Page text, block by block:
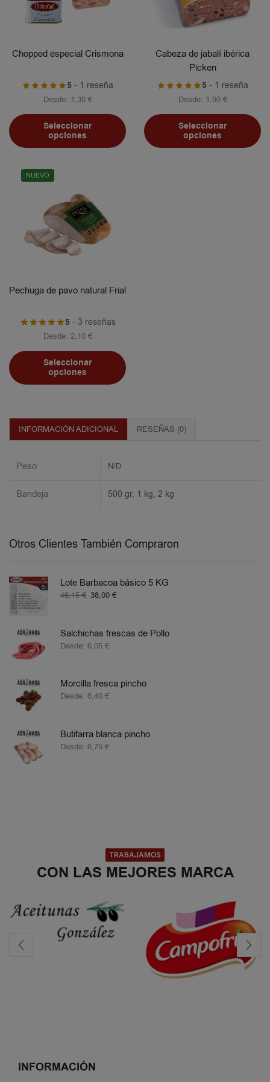
Chopped especial Crismona
5 - 1 reseña
Desde: 1,30 €
Seleccionar
opciones
Cabeza de jabalí ibérica
Picken
5 - 1 reseña
Desde: 1,90 €
Seleccionar
opciones
NUEVO
Pechuga de pavo natural Frial
5- 3 reseñas
Desde: 2,10 €
Seleccionar
opciones
INFORMACIÓN ADICIONAL RESEÑAS (0)
Peso N/D
Bandeja 500 gr, 1 kg, 2 kg
Otros Clientes También Compraron
Lote Barbacoa básico 5 KG
46,15€ 38,00 €
Salchichas frescas de Pollo
Desde: 6,05 €
Morcilla fresca pincho
Desde: 6,40 €
Butifarra blanca pincho
Desde: 6,75 €
TRABAJAMOS
CON LAS MEJORES MARCA
INFORMACIÓN